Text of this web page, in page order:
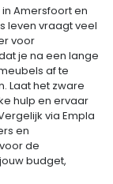
Amersfoort en
leven vraagt veel
voor
je na een lange
af te
Laat het zware
hulp en ervaar
via Empla
en
de
budget,